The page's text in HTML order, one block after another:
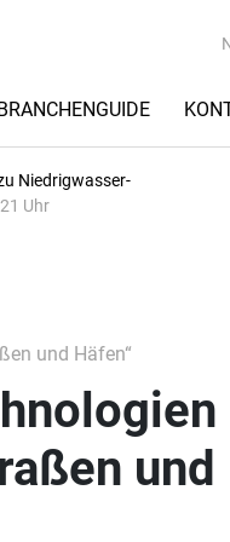
Niedrigwasser-
Uhr
und Häfen“
und